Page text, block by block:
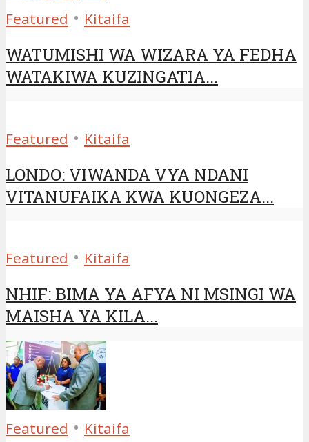
Featured • Kitaifa
WATUMISHI WA WIZARA YA FEDHA
WATAKIWA KUZINGATIA...
Featured • Kitaifa
LONDO: VIWANDA VYA NDANI
VITANUFAIKA KWA KUONGEZA...
Featured • Kitaifa
NHIF: BIMA YA AFYA NI MSINGI WA
MAISHA YA KILA...
Featured • Kitaifa